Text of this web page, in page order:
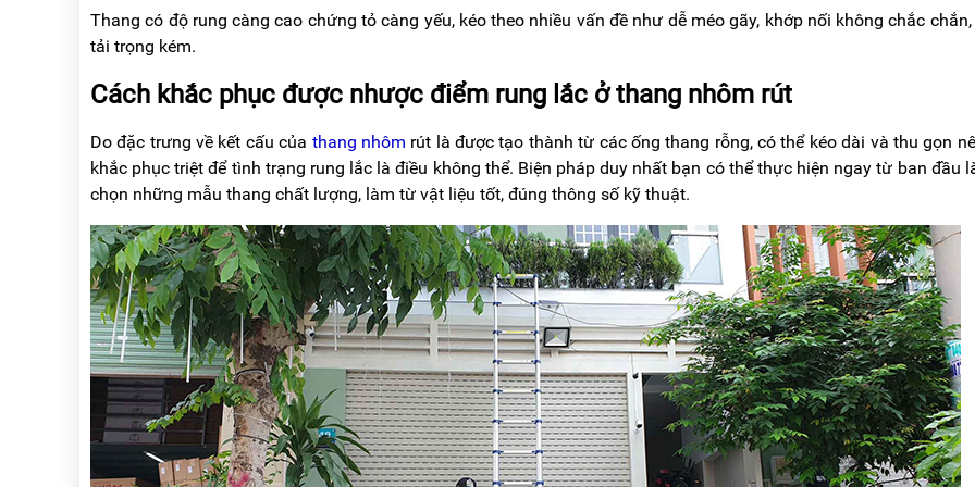
Thang có độ rung càng cao chứng tỏ càng yếu, kéo theo nhiều vấn đề như dễ méo gãy, khớp nối không chắc
tải trọng kém.
Cách khắc phục được nhược điểm rung lắc ở thang nhôm rút
Do đặc trưng về kết cấu của thang nhôm rút là được tạo thành từ các ống thang rỗng, có thể kéo dài và thu gọn
khắc phục triệt để tình trạng rung lắc là điều không thể. Biện pháp duy nhất bạn có thể thực hiện ngay từ ban đầu
chọn những mẫu thang chất lượng, làm từ vật liệu tốt, đúng thông số kỹ thuật.